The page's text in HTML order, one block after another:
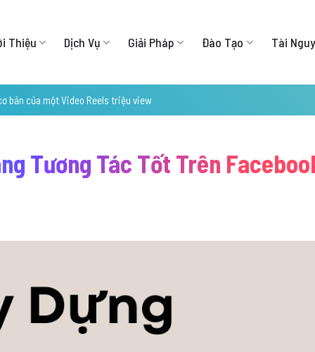
Thiệu Dịch Vụ Giải Pháp Đào Tạo Tài
bản của một Video Reels triệu view
Tương Tác Tốt Trên